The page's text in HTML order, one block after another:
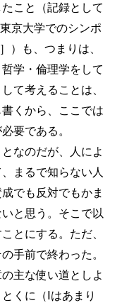
こと（記録として
京大学でのシンポ
）も、つまりは、
学・倫理学をして
て考えることは、
くから、ここでは
要である。
なのだが、人によ
まるで知らない人
でも反対でもかま
と思う。そこで以
とにする。ただ、
手前で終わった。
主な使い道としよ
くに（Ⅰはあまり